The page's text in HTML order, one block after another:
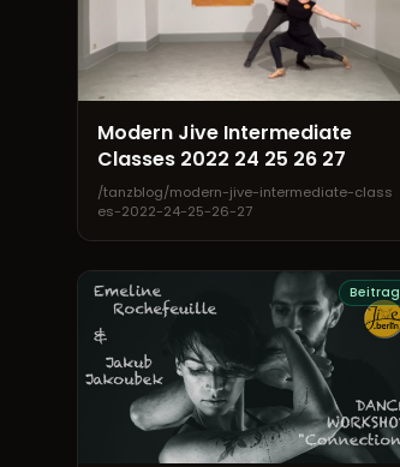
Modern Jive Intermediate
Classes 2022 24 25 26 27
/tanzblog/modern-jive-intermediate-class
es-2022-24-25-26-27
Beitrag